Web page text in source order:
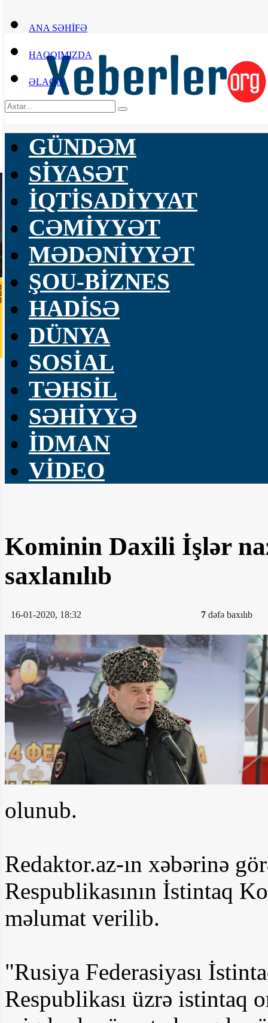
ANA SƏHİFƏ
HAQQIMIZDA
ƏLAQƏ
GÜNDƏM
SİYASƏT
İQTİSADİYYAT
CƏMİYYƏT
MƏDƏNİYYƏT
ŞOU-BİZNES
HADİSƏ
DÜNYA
SOSİAL
TƏHSİL
SƏHİYYƏ
İDMAN
VİDEO
Kominin Daxili İşlər
saxlanılıb
16-01-2020, 18:32 7 dəfə baxılıb
olunub.
Redaktor.az-ın xəbərinə
Respublikasının İstintaq
məlumat verilib.
"Rusiya Federasiyası
Respublikası üzrə istintaq